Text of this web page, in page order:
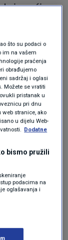
je većina
hemisferi
u kojoj ne
uvjeta
u
što su podaci o
im na vašem
praćenja
obrađujemo
sadržaj i oglasi
Možete se vratiti
pristanak u
pri dnu
stranice, ako
u dijelu Web-
Dodatne
bismo pružili
podacima na
oglašavanja i